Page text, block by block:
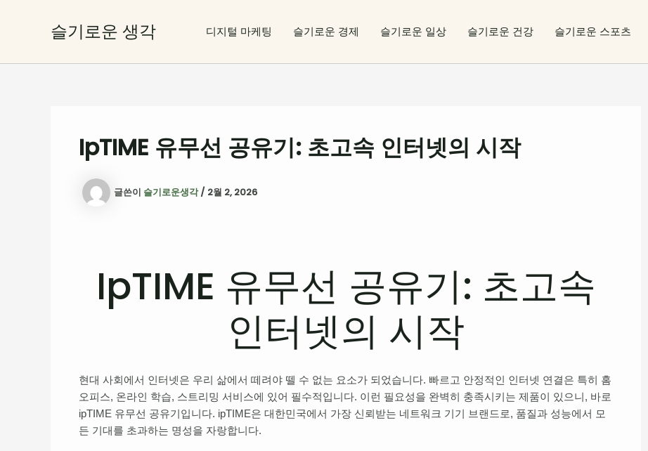
슬기로운 생각 디지털 마케팅 슬기로운 경제 슬기로운 일상 슬기로운 건강 슬기로운 스포츠
IpTIME 유무선 공유기: 초고속 인터넷의 시작
글쓴이 슬기로운생각/ 2월 2, 2026
IpTIME 유무선 공유기: 초고속
인터넷의 시작
현대 사회에서 인터넷은 우리 삶에서 떼려야 뗄 수 없는 요소가 되었습니다. 빠르고 안정적인 인터넷 연결은 특히 홈
오피스, 온라인 학습, 스트리밍 서비스에 있어 필수적입니다. 이런 필요성을 완벽히 충족시키는 제품이 있으니, 바로
ipTIME 유무선 공유기입니다. ipTIME은 대한민국에서 가장 신뢰받는 네트워크 기기 브랜드로, 품질과 성능에서 모
든 기대를 초과하는 명성을 자랑합니다.